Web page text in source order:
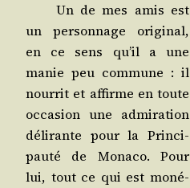
Un de mes amis est
un per­son­nage ori­gi­nal,
en ce sens qu’il a une
manie peu com­mune : il
nour­rit et affirme en toute
occa­sion une admi­ra­tion
déli­rante pour la Prin­ci­
pau­té de Mona­co. Pour
lui, tout ce qui est moné­